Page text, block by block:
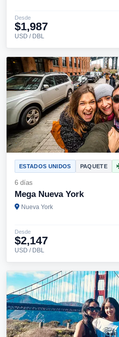
Desde
$1,987
USD / DBL
ESTADOS UNIDOS PAQUETE
6 días
Mega Nueva York
Nueva York
Desde
$2,147
USD / DBL